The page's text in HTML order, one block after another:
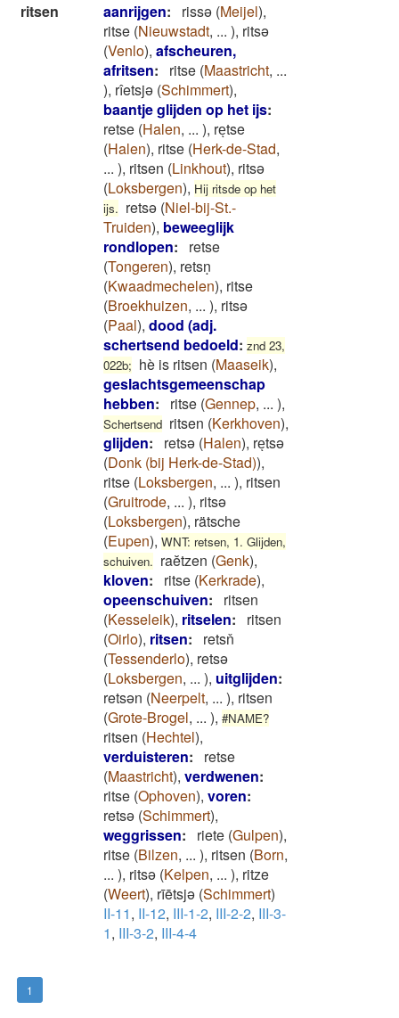
ritsen
aanrijgen: rissə (Meijel),
ritse (Nieuwstadt, ... ), ritsə
(Venlo), afscheuren,
afritsen: ritse (Maastricht, ...
), rîetsjə (Schimmert),
baantje glijden op het ijs:
retse (Halen, ... ), reͅtse
(Halen), ritse (Herk-de-Stad,
... ), ritsen (Linkhout), ritsə
(Loksbergen), Hij ritsde op het
ijs. retsə (Niel-bij-St.-
Truiden), beweeglijk
rondlopen:
retse
(Tongeren), retsṇ
(Kwaadmechelen), ritse
(Broekhuizen, ... ), ritsə
(Paal), dood (adj.
schertsend bedoeld: znd 23,
022b; hè is ritsen (Maaseik),
geslachtsgemeenschap
hebben: ritse (Gennep, ... ),
Schertsend ritsen (Kerkhoven),
glijden: retsə (Halen), reͅtsə
(Donk (bij Herk-de-Stad)),
ritse (Loksbergen, ... ), ritsen
(Gruitrode, ... ), ritsə
(Loksbergen), rätsche
(Eupen), WNT: retsen, 1. Glijden,
schuiven. raĕtzen (Genk),
kloven: ritse (Kerkrade),
opeenschuiven:
ritsen
(Kesseleik), ritselen:
ritsen
(Oirlo), ritsen:
retsň
(Tessenderlo), retsǝ
(Loksbergen, ... ), uitglijden:
retsən (Neerpelt, ... ), ritsen
(Grote-Brogel, ... ), #NAME?
ritsen (Hechtel),
verduisteren:
retse
(Maastricht), verdwenen:
ritse (Ophoven), voren:
retsǝ (Schimmert),
weggrissen: riete (Gulpen),
ritse (Bilzen, ... ), ritsen (Born,
... ), ritsə (Kelpen, ... ), ritze
(Weert), rīētsjə (Schimmert)
II-11, II-12, III-1-2, III-2-2, III-3-
1, III-3-2, III-4-4
1